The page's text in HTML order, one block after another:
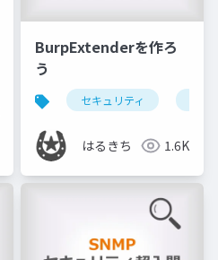
BurpExtenderを作ろ
う
セキュリティ
はるきち 1.6K